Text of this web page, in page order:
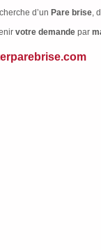
d’un Pare brise,
votre demande par